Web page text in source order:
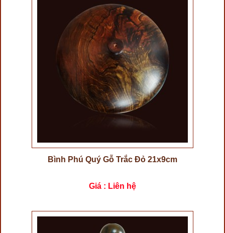
Bình Phú Quý Gỗ Trắc Đỏ 21x9cm
Giá : Liên hệ